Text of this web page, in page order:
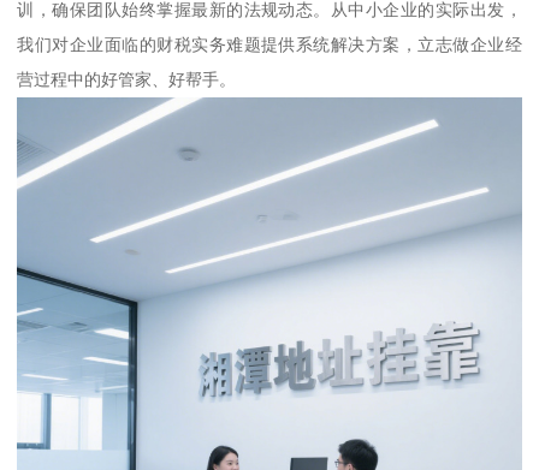
训，确保团队始终掌握最新的法规动态。从中小企业的实际出发，
我们对企业面临的财税实务难题提供系统解决方案，立志做企业经
营过程中的好管家、好帮手。